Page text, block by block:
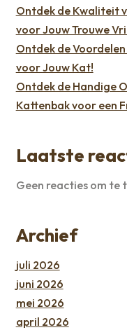
Ontdek de Kwaliteit
voor Jouw Trouwe
Ontdek de
voor Jouw Kat!
Ontdek de Handige
Kattenbak voor een
Laatste
Geen reacties om te
Archief
juli 2026
juni 2026
mei 2026
april 2026